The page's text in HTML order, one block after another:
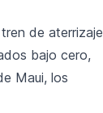
de aterrizaje
bajo cero,
Maui, los